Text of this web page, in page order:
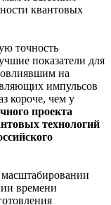
квантовых
точность
показатели для
на
импульсов
короче, чем у
проекта
технологий
масштабировании
времени